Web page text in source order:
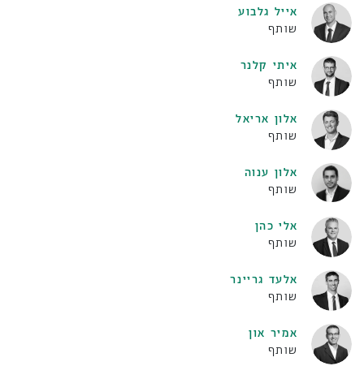
אייל גלבוע
שותף
איתי קלנר
שותף
אלון אריאל
שותף
אלון ענוה
שותף
אלי כהן
שותף
אלעד גריינר
שותף
אמיר און
שותף